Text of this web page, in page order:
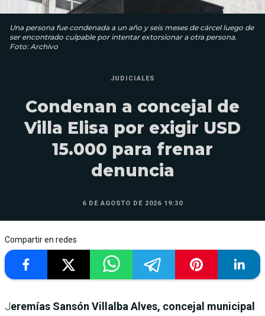
Una persona fue condenada a un año y seis meses de cárcel luego de
ser encontrado culpable por intentar extorsionar a otra persona.
Foto: Archivo
JUDICIALES
Condenan a concejal de
Villa Elisa por exigir USD
15.000 para frenar
denuncia
6 DE AGOSTO DE 2026 19:30
Compartir en redes
Jeremías Sansón Villalba Alves, concejal municipal